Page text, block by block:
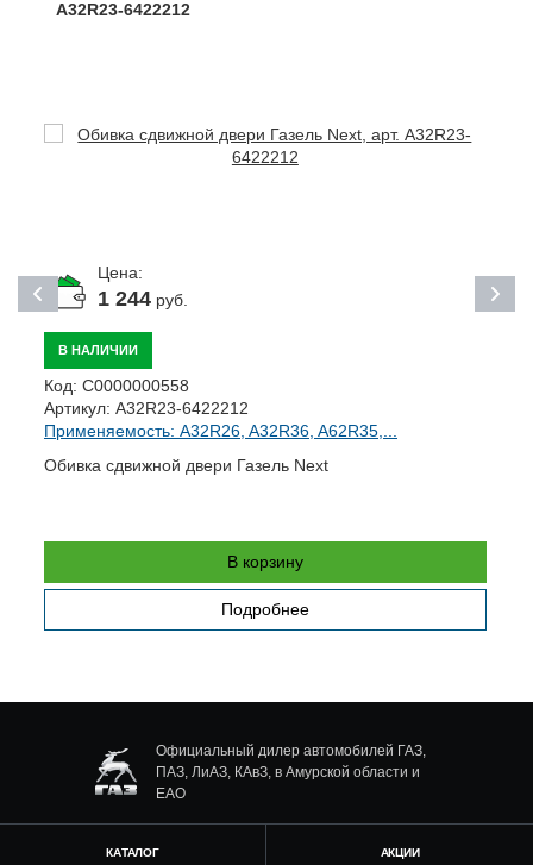
A32R23-6422212
Цена:
1 244руб.
В НАЛИЧИИ
Код: С0000000558
Артикул: A32R23-6422212
Применяемость: A32R26, A32R36, A62R35,...
Обивка сдвижной двери Газель Next
В корзину
Подробнее
Официальный дилер автомобилей ГАЗ,
ПАЗ, ЛиАЗ, КАвЗ, в Амурской области и
ЕАО
КАТАЛОГ АКЦИИ